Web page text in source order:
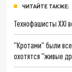
ЧИТАЙТЕ ТАКЖЕ:
Технофашисты XXI
"Кротами" были
охотятся "живые